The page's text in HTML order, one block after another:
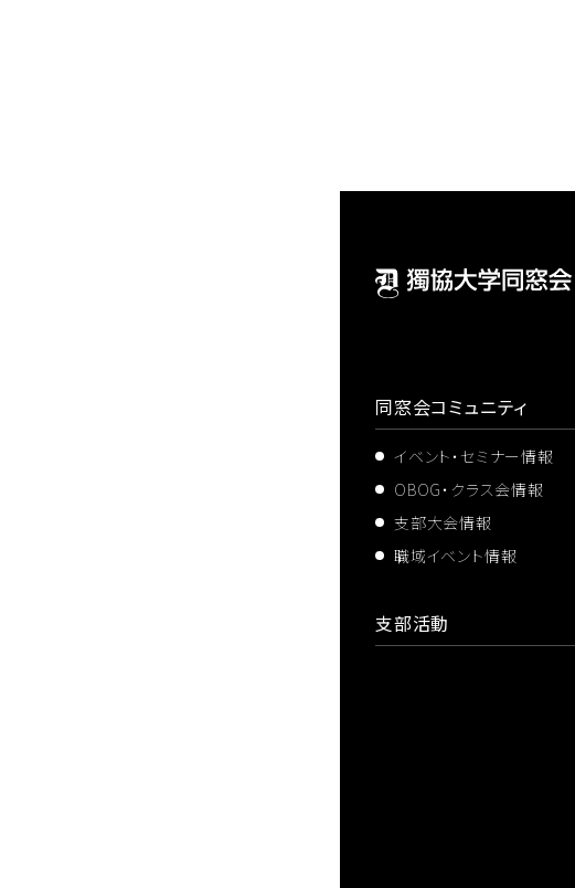
同窓会コミュニティ
イベント・セミナー情報
OBOG・クラス会情報
支部大会情報
職域イベント情報
支部活動